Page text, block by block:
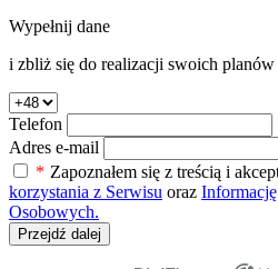
Wypełnij dane
i zbliż się do realizacji swoich planów
Telefon
Adres e-mail
* Zapoznałem się z treścią i
korzystania z Serwisu oraz
Osobowych.
Przejdź dalej